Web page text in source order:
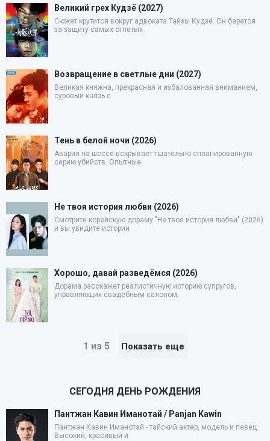
Великий грех Кудзё (2027)
Сюжет крутится вокруг адвоката Тайзы Кудзё. Он берется
за защиту самых отпетых
Возвращение в светлые дни (2027)
Великая княжна, прекрасная и избалованная вниманием,
суровый князь с
Тень в белой ночи (2026)
Авария на шоссе вскрывает тщательно спланированную
серию убийств. Опытные
Не твоя история любви (2026)
Смотрите корейскую дораму "Не твоя история любви" (2026)
и вы увидите истории
Хорошо, давай разведёмся (2026)
Дорама расскажет реалистичную историю супругов,
управляющих свадебным салоном,
1 из 5 Показать еще
СЕГОДНЯ ДЕНЬ РОЖДЕНИЯ
Пантжан Кавин Иманотай / Panjan Kawin
Пантжан Кавин Иманотай - тайский актер, модель и певец.
Высокий, красивый и